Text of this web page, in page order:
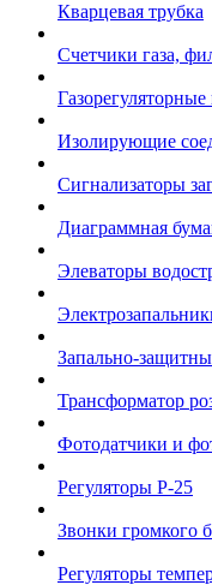
Кварцевая трубка
Счетчики газа,
Изолирующие
Сигнализаторы
Диаграммная
Элеваторы
Запально-
Трансформатор
Фотодатчики и
Регуляторы Р-25
Звонки громкого
Регуляторы